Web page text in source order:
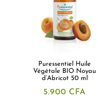
Puressentiel Huile
Végétale BIO Noyau
d’Abricot 50 ml
5.900 CFA